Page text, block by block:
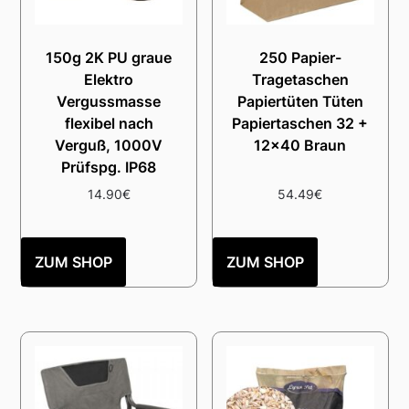
150g 2K PU graue
Elektro
Vergussmasse
flexibel nach
Verguß, 1000V
Prüfspg. IP68
14.90€
ZUM SHOP
250 Papier-
Tragetaschen
Papiertüten Tüten
Papiertaschen 32 +
12×40 Braun
54.49€
ZUM SHOP